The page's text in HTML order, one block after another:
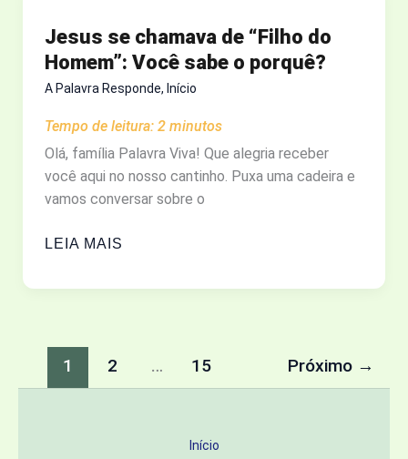
EM
QUE
UM
SE
ENCONTROU
COM
O
Jesus se chamava de “Filho do
Homem”: Você sabe o porquê?
A Palavra Responde, Início
Tempo de leitura: 2 minutos
Olá, família Palavra Viva! Que alegria receber
você aqui no nosso cantinho. Puxa uma cadeira e
vamos conversar sobre o
JESUS
CHAMAVA
DO
LEIA MAIS
1 2 … 15 Próximo →
Início